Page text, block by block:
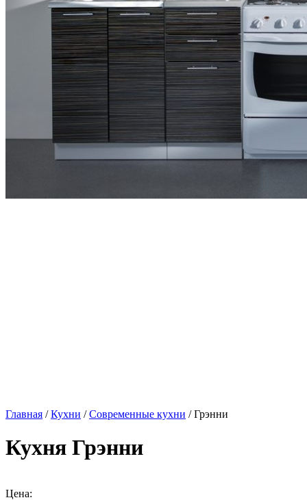
Главная /Кухни /Современные кухни / Грэнни
Кухня Грэнни
Цена: